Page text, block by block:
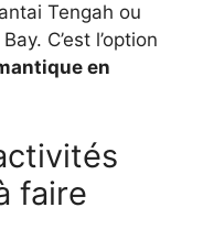
Tengah ou
C’est l’option
en
faire